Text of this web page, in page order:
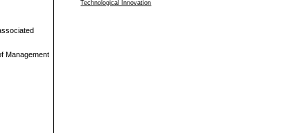
Technological Innovation
Management